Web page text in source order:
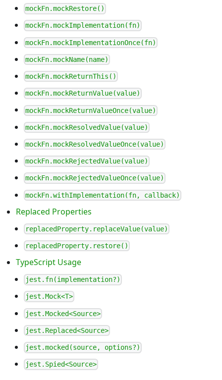
mockFn.mockRestore()
mockFn.mockImplementation(fn)
mockFn.mockImplementationOnce(fn)
mockFn.mockName(name)
mockFn.mockReturnThis()
mockFn.mockReturnValue(value)
mockFn.mockReturnValueOnce(value)
mockFn.mockResolvedValue(value)
mockFn.mockResolvedValueOnce(value)
mockFn.mockRejectedValue(value)
mockFn.mockRejectedValueOnce(value)
mockFn.withImplementation(fn, callback)
Replaced Properties
replacedProperty.replaceValue(value)
replacedProperty.restore()
TypeScript Usage
jest.fn(implementation?)
jest.Mock<T>
jest.Mocked<Source>
jest.Replaced<Source>
jest.mocked(source, options?)
jest.Spied<Source>